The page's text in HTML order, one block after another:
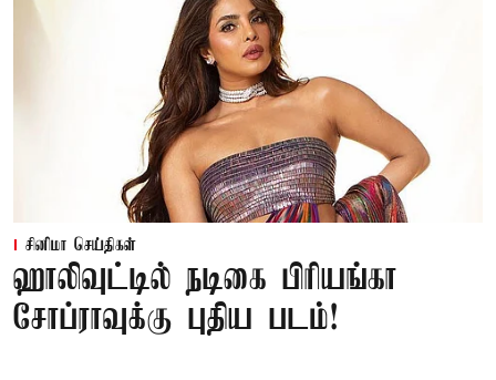
சினிமா செய்திகள்
ஹாலிவுட்டில் நடிகை பிரியங்கா
சோப்ராவுக்கு புதிய படம்!